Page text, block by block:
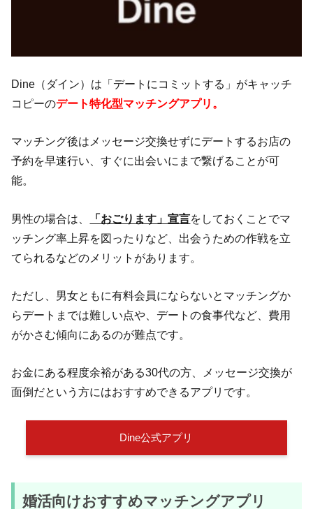
Dine（ダイン）は「デートにコミットする」がキャッチ
コピーのデート特化型マッチングアプリ。
マッチング後はメッセージ交換せずにデートするお店の
予約を早速行い、すぐに出会いにまで繋げることが可
能。
男性の場合は、 「おごります」宣言をしておくことでマ
ッチング率上昇を図ったりなど、出会うための作戦を立
てられるなどのメリットがあります。
ただし、男女ともに有料会員にならないとマッチングか
らデートまでは難しい点や、デートの食事代など、費用
がかさむ傾向にあるのが難点です。
お金にある程度余裕がある30代の方、メッセージ交換が
面倒だという方にはおすすめできるアプリです。
Dine公式アプリ
婚活向けおすすめマッチングアプリ